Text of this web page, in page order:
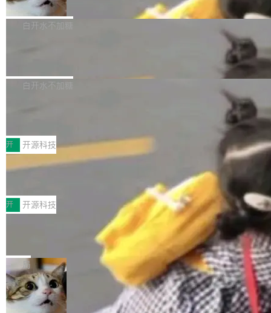
撑庞大支出的资金来源却呈现出截然不同的面
貌。数据显示，微软和 Meta 主要依托充沛的经
sh | bash 安装一个能在大项目里自动规划、写
代码、验证结果的 AI 终端工具。 据介绍，Muse
个主 agent 循环，外加一组后台 agent。这些后
准 AI 能力认知
机器出题的前提，是让机器拥有全局视野。整个
构建流程可以分为四个环节：建图 → 控制难度
白开水不加糖
库，并将作为transport接入Mooncake TENT。
MPComm将作为一种传输引擎接入Mooncake T
ENT，实现零拷贝传输性能提升30%、非零拷贝
传输性能最高提升5倍。UCL-MPComm底层基
于自研UCL-Engine通信引擎，后续腾讯网平将
持续开源更多基于UCL-Engine的高性能通信组
件。 腾讯网平团队在UCL-MPComm中实现了一
个独立于业务线程的全局通信引擎（Engine），
白开水不加糖
型案例入选名单》，深信服“面向企业研发场景的
开源 AI 编程平台 CoStrict 应用”凭借卓越的技术
创新与落地成效成功入选。 全链路私有化部署，
助力企业AI研发安全落地 当前，越来越多企业已
经开始引入 AI Coding 工具，通过调用公有云模
型或企业内部部署模型提升研发效率。但随着 AI
Coding 从个人辅助工具逐步走向团队级、组织
级应用，企业在规模化落地过程中，对安全性、
可控性和代码质量提出了更高要求。 首先是数据
安全与合规要求。对于大多数普通研发场景，公
有云模型能够满足快速试用和效率提升的需求。
但对于金融、能源、医疗等对数据安全要求较...
开 开源科技
深信服AI算力网关入选工信部人工智能
前不久，工业和信息化部正式发布《2025年人工
智能应用典型案例名单》，集中展示人工智能在
各领域的应用成果，覆盖技术底座、行业赋能、
产品应用、支撑保障、专题等五大方向。深信服
AI算力网关（AI创新平台）成功入选！ 随着各行
各业的Agent走向规模化建设，算力构成形态逐
渐丰富，用户关注的重点也在发生变化：不只是
让AI用起来，还要进一步看清混合算力时代下，
Token花在哪里、算力是否被充分利用，以及持
开 开源科技
Jeff Dean 离开 Google：一个时代的结
束，一个实验室的开始
Google 员工编号 20。MapReduce 作者之一。
Bigtable 作者之一。TensorFlow 的作者之一。
Gemini 的架构师。Google 首席科学家。 Jeff D
ean 在 Google 工作了 27 年后，宣布离职。 他
不是一个人走。一同离开的还有 Sanjay Ghema
局
🔥 SolonCode v2026.8.4 发布：界面
字体可调、22 种语言、记忆搜索增强
打开终端就能上岗的全中文编码智能体，这一轮